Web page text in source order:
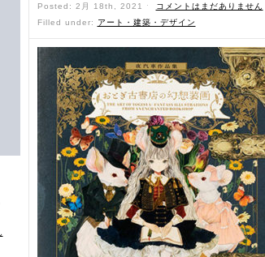
Posted: 2月 18th, 2021 ˑ
コメントはまだありません
Filled under:
アート・建築・デザイン